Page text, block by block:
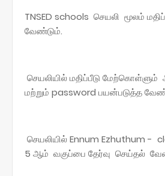
TNSED schools செயலி மூலம்
வேண்டும்.
செயலியில் மதிப்பீடு மேற்கொள்ளும்
மற்றும் password பயன்படுத்த
செயலியில் Ennum Ezhuthum -
5 ஆம் வகுப்பை தேர்வு செய்தல்